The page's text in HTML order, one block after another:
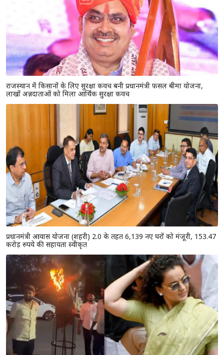
राजस्थान में किसानों के लिए सुरक्षा कवच बनी प्रधानमंत्री फसल बीमा योजना,
लाखों अन्नदाताओं को मिला आर्थिक सुरक्षा कवच
प्रधानमंत्री आवास योजना (शहरी) 2.0 के तहत 6,139 नए घरों को मंजूरी, 153.47
करोड़ रुपये की सहायता स्वीकृत